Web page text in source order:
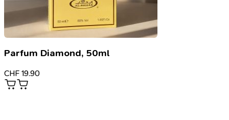
Parfum Diamond, 50ml
CHF 19.90